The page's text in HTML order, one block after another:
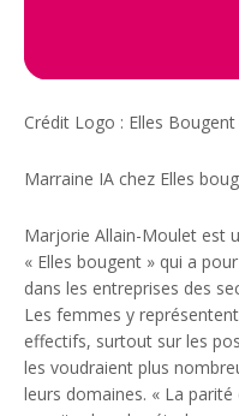
Crédit Logo : Elles Bougent
Marraine IA chez Elles
Marjorie Allain-Moulet est
« Elles bougent » qui a
dans les entreprises des
Les femmes y
effectifs, surtout sur les
les voudraient plus
leurs domaines. « La